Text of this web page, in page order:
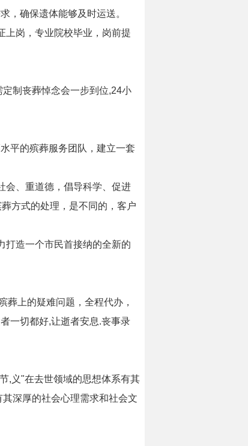
，确保遗体能够及时运送。
上岗，专业院校毕业，岗前提
制丧葬悼念会一步到位,24小
平的殡葬服务团队，建立一套
会、重道德，倡导科学、促进
方式的处理，是不同的，客户
打造一个市民首接纳的全新的
葬上的疑难问题，全程代办，
一切都好,让逝者安息.丧事录
,义"在去世领域的思想体系有其
深厚的社会心理需求和社会文